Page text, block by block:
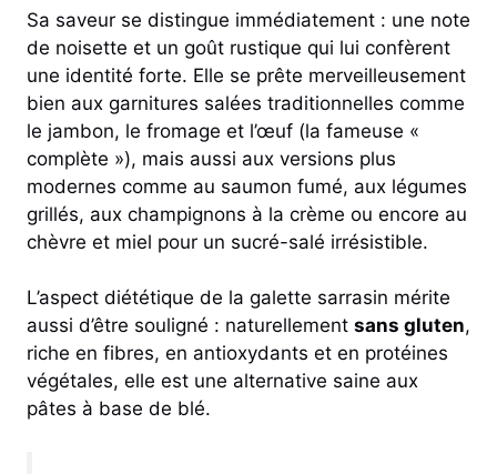
Sa saveur se distingue immédiatement : une note
de noisette et un goût rustique qui lui confèrent
une identité forte. Elle se prête merveilleusement
bien aux garnitures salées traditionnelles comme
le jambon, le fromage et l’œuf (la fameuse «
complète »), mais aussi aux versions plus
modernes comme au saumon fumé, aux légumes
grillés, aux champignons à la crème ou encore au
chèvre et miel pour un sucré-salé irrésistible.
L’aspect diététique de la galette sarrasin mérite
aussi d’être souligné : naturellement sans gluten,
riche en fibres, en antioxydants et en protéines
végétales, elle est une alternative saine aux
pâtes à base de blé.